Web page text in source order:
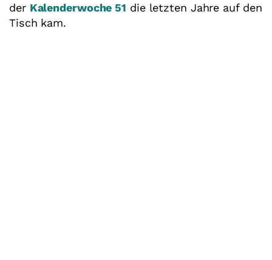
der Kalenderwoche 51 die letzten Jahre auf den
Tisch kam.